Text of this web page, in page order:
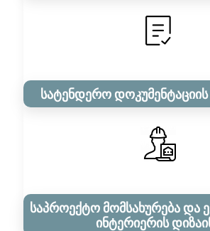
სატენდერო
საპროექტო მომსახურება და
ინტერიერის